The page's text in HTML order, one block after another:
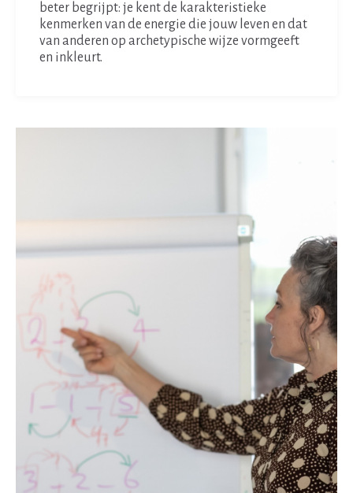
beter begrijpt: je kent de karakteristieke
kenmerken van de energie die jouw leven en dat
van anderen op archetypische wijze vormgeeft
en inkleurt.